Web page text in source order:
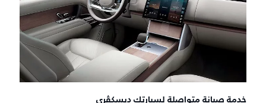
خدمة صيانة متواصلة لسيارتك ديسكڤري